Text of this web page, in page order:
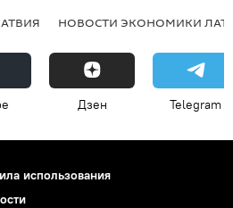
НОВОСТИ ЭКОНОМИКИ
Дзен Telegram
использования